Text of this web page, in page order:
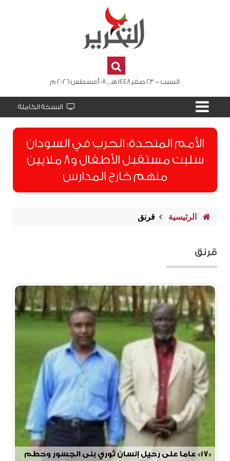
السبت - 23 صفر 1448 هـ , 08 أغسطس 2026 م
النسخة الكاملة
الأمم المتحدة: الحرب في السودان
سلبت مستقبل الأطفال و8 ملايين
منهم خارج المدارس
الرئيسية قرنق
قرنق
«17» عاما على رحيل إنسان ثوري بنى الجسور وحطم